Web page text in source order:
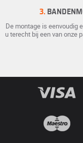
3.
De montage is eenvoudig
u terecht bij een van onze